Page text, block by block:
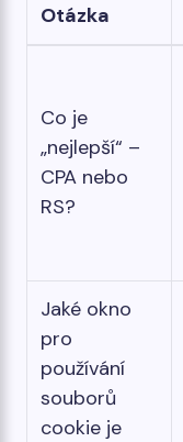
Otázka
Co je
„nejlepší“ –
CPA nebo
RS?
Jaké okno
pro
používání
souborů
cookie je